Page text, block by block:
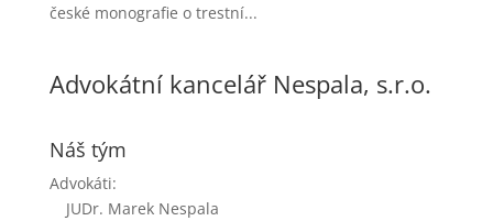
české monografie o trestní...
Advokátní kancelář Nespala, s.r.o.
Náš tým
Advokáti:
JUDr. Marek Nespala